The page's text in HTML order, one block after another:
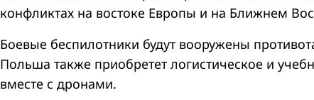
конфликтах на востоке Европы и на Ближнем
Боевые беспилотники будут вооружены
Польша также приобретет логистическое и
вместе с дронами.